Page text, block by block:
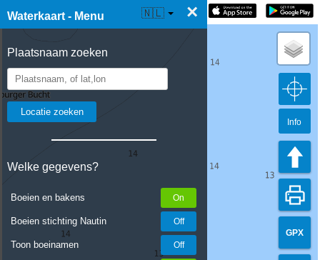
Waterkaart - Menu ×
Plaatsnaam zoeken
Welke gegevens?
Boeien en bakens
Boeien stichting Nautin
Toon boeinamen
☰ Waterkaart Live 🇳🇱
GPX
Info